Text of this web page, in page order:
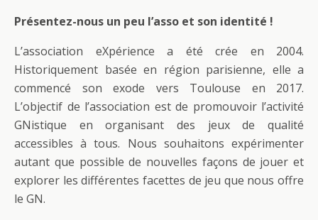
Présentez-nous un peu l’asso et son identité !
L’association eXpérience a été crée en 2004.
Historiquement basée en région parisienne, elle a
commencé son exode vers Toulouse en 2017.
L’objectif de l’association est de promouvoir l’activité
GNistique en organisant des jeux de qualité
accessibles à tous. Nous souhaitons expérimenter
autant que possible de nouvelles façons de jouer et
explorer les différentes facettes de jeu que nous offre
le GN.